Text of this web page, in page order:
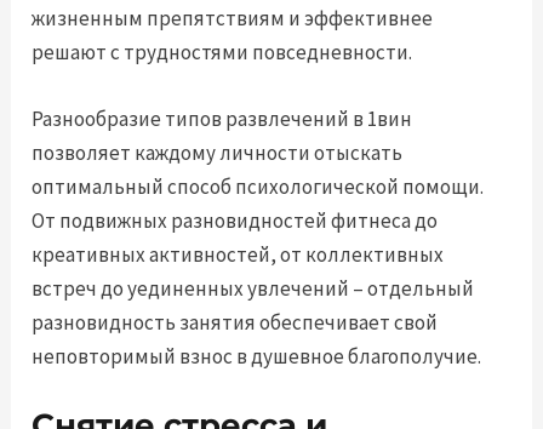
жизненным препятствиям и эффективнее
решают с трудностями повседневности.
Разнообразие типов развлечений в 1вин
позволяет каждому личности отыскать
оптимальный способ психологической помощи.
От подвижных разновидностей фитнеса до
креативных активностей, от коллективных
встреч до уединенных увлечений – отдельный
разновидность занятия обеспечивает свой
неповторимый взнос в душевное благополучие.